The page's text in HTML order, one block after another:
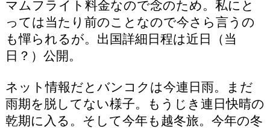
マムフライト料金なので念のため。私にと
っては当たり前のことなので今さら言うの
も憚られるが。出国詳細日程は近日（当
日？）公開。
ネット情報だとバンコクは今連日雨。まだ
雨期を脱してない様子。もうじき連日快晴の
乾期に入る。そして今年も越冬旅。今年の冬